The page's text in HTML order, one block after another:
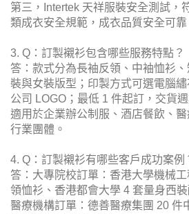
第三，Intertek 天祥服裝安全測試，
類成衣安全規範，成衣品質安全可靠
3. Q：訂製襯衫包含哪些服務特點？
答：款式分為長袖反領、中袖恤衫
裝與女裝版型；印製方式可選電腦
公司 LOGO；最低 1 件起訂，交貨
適用於企業辦公制服、酒店餐飲、
行業團體。
4. Q：訂製襯衫有哪些客戶成功案例
答：大專院校訂單：香港大學機械
領恤衫、香港都會大學 4 套量身西裝
醫療機構訂單：德善醫療集團 20 件